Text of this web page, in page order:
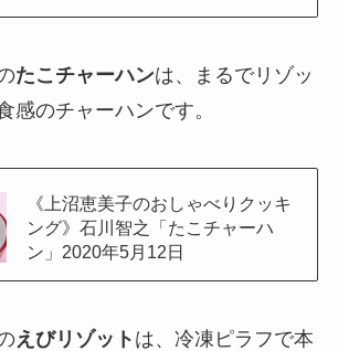
たこチャーハンは、まるでリゾッ
感のチャーハンです。
《上沼恵美子のおしゃべりクッキ
ング》石川智之「たこチャーハ
ン」2020年5月12日
えびリゾット は、冷凍ピラフで本